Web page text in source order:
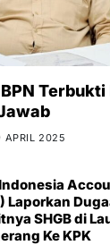
APRIL 2025
Laporkan
SHGB di
Ke KPK